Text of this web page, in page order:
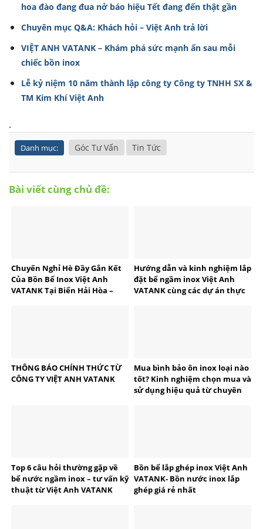
hoa đào đang đua nở báo hiệu Tết đang đến thật gần
Chuyên mục Q&A: Khách hỏi – Việt Anh trả lời
VIỆT ANH VATANK – Khám phá sức mạnh ẩn sau mỗi
chiếc bồn inox
Lễ kỷ niệm 10 năm thành lập công ty Công ty TNHH SX &
TM Kim Khí Việt Anh
.
Danh mục: Góc Tư Vấn Tin Tức
Bài viết cùng chủ đề:
Chuyến Nghỉ Hè Đầy Gắn Kết
Của Bồn Bể Inox Việt Anh
VATANK Tại Biển Hải Hòa –
Hướng dẫn và kinh nghiệm lắp
đặt bể ngầm inox Việt Anh
VATANK cùng các dự án thực
THÔNG BÁO CHÍNH THỨC TỪ
CÔNG TY VIỆT ANH VATANK
Mua bình bảo ôn inox loại nào
tốt? Kinh nghiệm chọn mua và
sử dụng hiệu quả từ chuyên
Top 6 câu hỏi thường gặp về
bể nước ngầm inox – tư vấn kỹ
thuật từ Việt Anh VATANK
Bồn bể lắp ghép inox Việt Anh
VATANK- Bồn nước inox lắp
ghép giá rẻ nhất